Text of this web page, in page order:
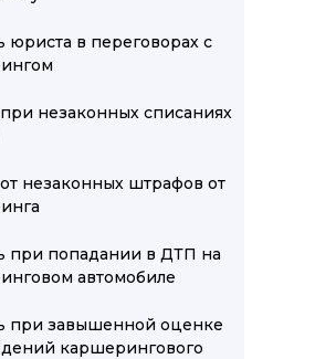
незаконных списаниях
при попадании в ДТП на
автомобиле
в переговорах с
незаконных штрафов от
при завышенной оценке
каршерингового